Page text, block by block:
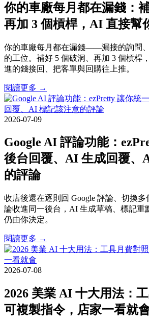
你的車廠每月都在漏錢：
再加 3 個槓桿，AI 直接幫
你的車廠每月都在漏錢——漏接的詢問
的工位。補好 5 個破洞、再加 3 個槓桿
進的錢接回、把客單與回購往上推。
閱讀更多 →
2026-07-09
Google AI 評論功能：
後台回覆、AI 生成回覆、
的評論
收店後還在逐則回 Google 評論、切換多
論收進同一後台，AI 生成草稿、標記重
仍由你決定。
閱讀更多 →
2026-07-08
2026 美業 AI 十大用法：
可複製指令，店家一看就